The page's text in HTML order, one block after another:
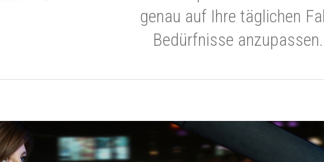
genau auf Ihre täglichen
Bedürfnisse anzupassen.